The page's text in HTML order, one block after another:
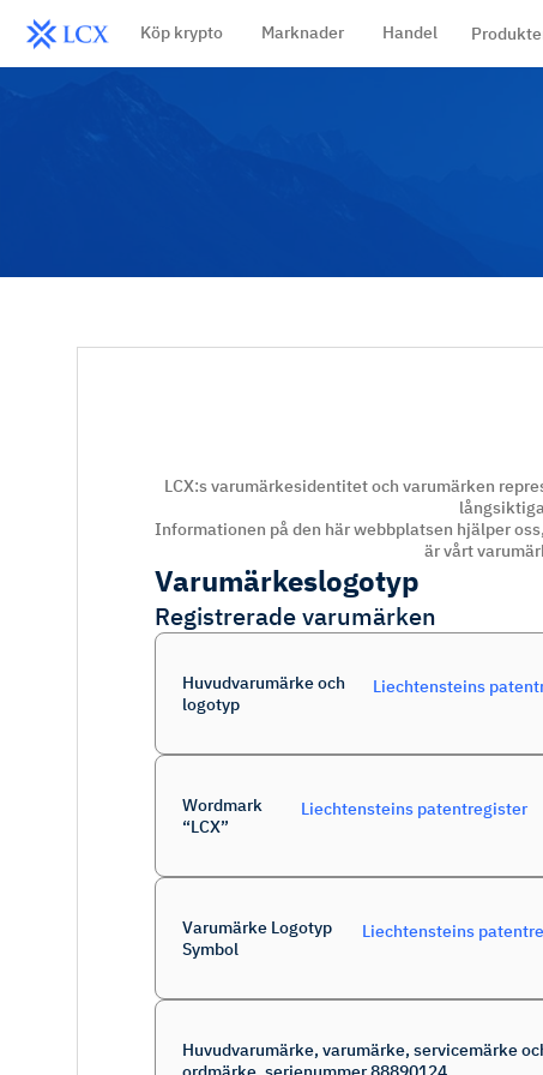
Köp krypto Marknader Handel
LCX:s varumärkesidentitet och varumärken
Informationen på den här webbplatsen hjälper
är vårt
Varumärkeslogotyp
Registrerade varumärken
Huvudvarumärke och
logotyp
Liechtensteins
Wordmark
“LCX”
Liechtensteins patentregister
Varumärke Logotyp
Symbol
Liechtensteins
Huvudvarumärke, varumärke, servicemärke